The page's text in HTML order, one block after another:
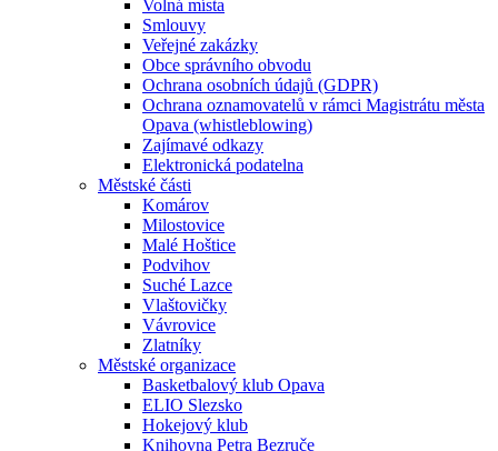
Volná místa
Smlouvy
Veřejné zakázky
Obce správního obvodu
Ochrana osobních údajů (GDPR)
Ochrana oznamovatelů v rámci Magistrátu města
Opava (whistleblowing)
Zajímavé odkazy
Elektronická podatelna
Městské části
Komárov
Milostovice
Malé Hoštice
Podvihov
Suché Lazce
Vlaštovičky
Vávrovice
Zlatníky
Městské organizace
Basketbalový klub Opava
ELIO Slezsko
Hokejový klub
Knihovna Petra Bezruče